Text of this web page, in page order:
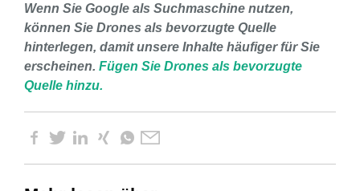
Wenn Sie Google als Suchmaschine nutzen,
können Sie Drones als bevorzugte Quelle
hinterlegen, damit unsere Inhalte häufiger für Sie
erscheinen. Fügen Sie Drones als bevorzugte
Quelle hinzu.